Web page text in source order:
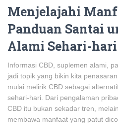
Menjelajahi
Panduan Santai
Alami Sehari-hari
Informasi CBD, suplemen alami,
jadi topik yang bikin kita
mulai melirik CBD sebagai
sehari-hari. Dari pengalaman
CBD itu bukan sekadar tren,
membawa manfaat yang patut